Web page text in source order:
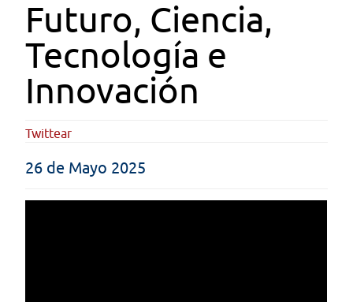
Futuro, Ciencia,
Tecnología e
Innovación
Twittear
26 de Mayo 2025